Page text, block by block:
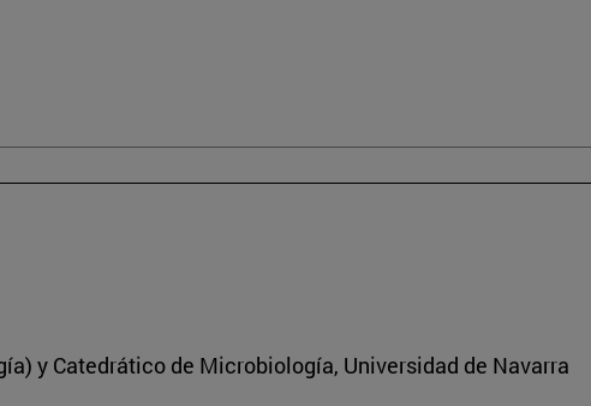
y Catedrático de Microbiología, Universidad de Navarra